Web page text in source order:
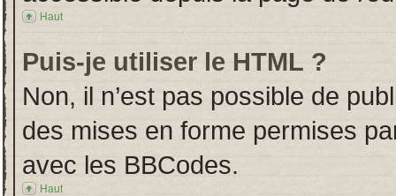
Haut
Puis-je utiliser le HTML ?
Non, il n’est pas possible de
des mises en forme permises
avec les BBCodes.
Haut